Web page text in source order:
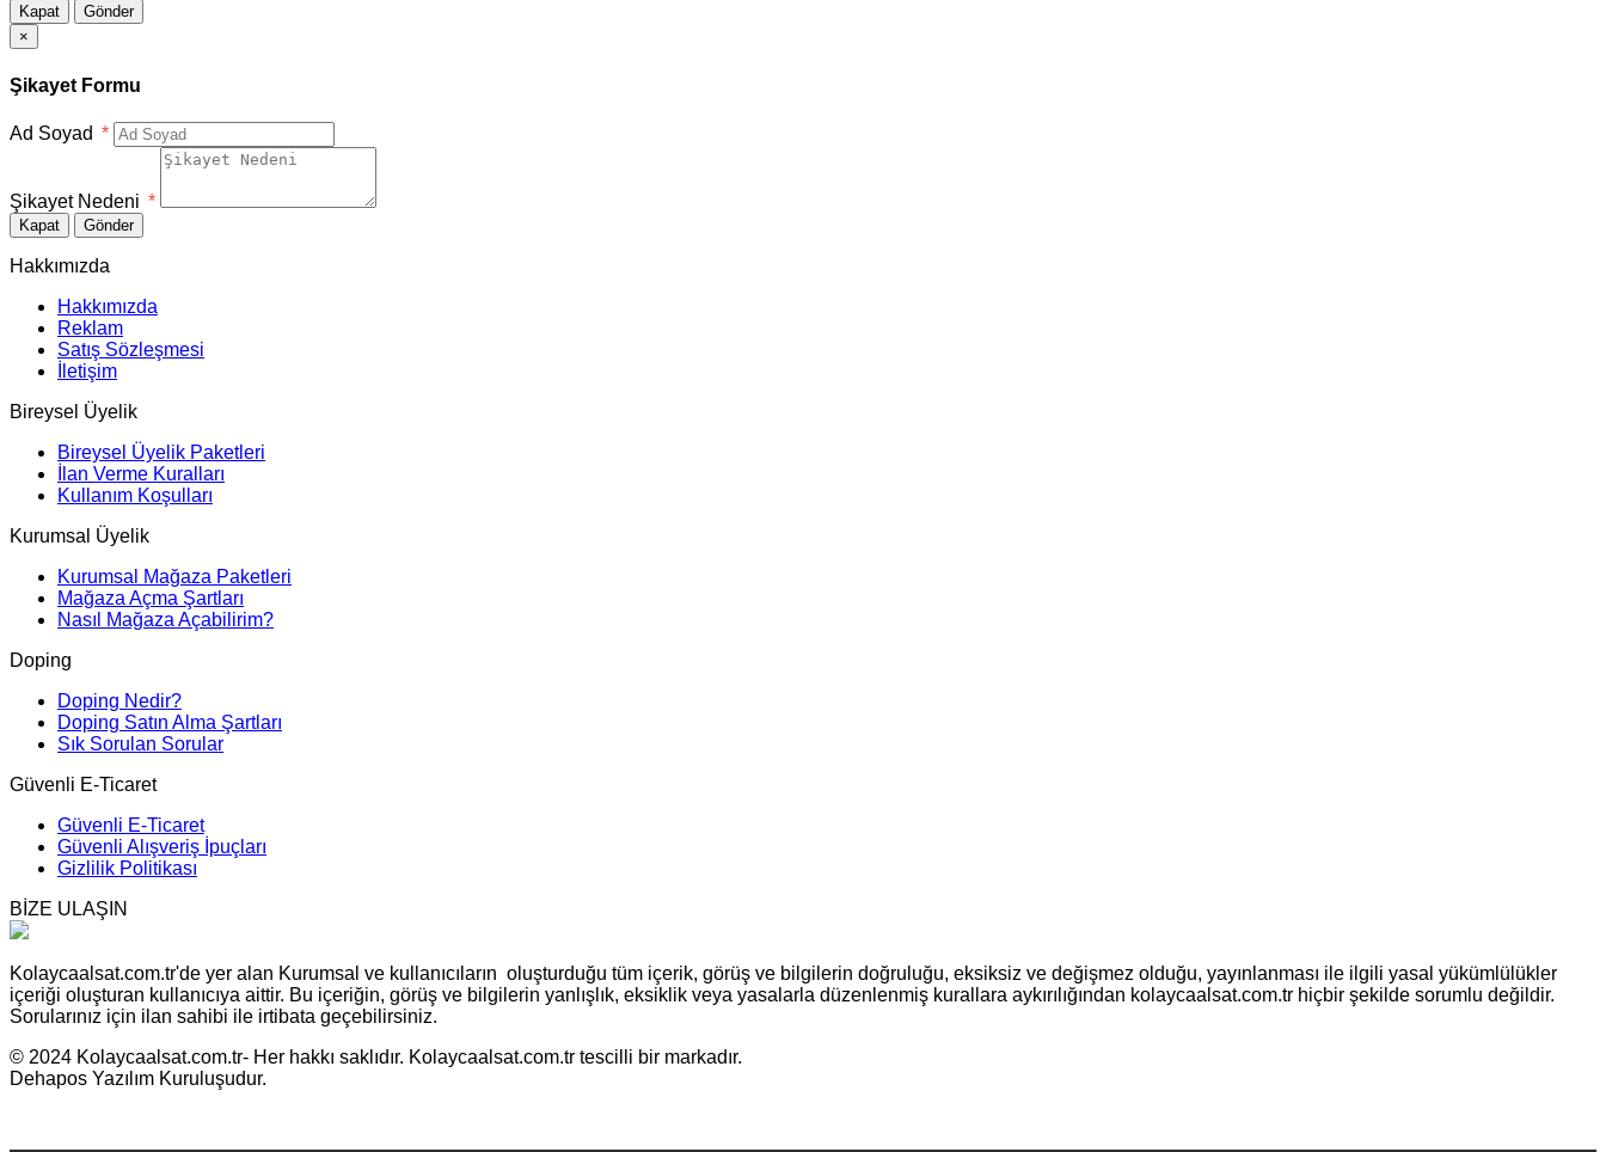
Kapat
Gönder
×
Şikayet Formu
Ad Soyad *
Şikayet Nedeni *
Kapat Gönder
Hakkımızda
Hakkımızda
Reklam
Satış Sözleşmesi
İletişim
Bireysel Üyelik
Bireysel Üyelik Paketleri
İlan Verme Kuralları
Kullanım Koşulları
Kurumsal Üyelik
Kurumsal Mağaza Paketleri
Mağaza Açma Şartları
Nasıl Mağaza Açabilirim?
Doping
Doping Nedir?
Doping Satın Alma Şartları
Sık Sorulan Sorular
Güvenli E-Ticaret
Güvenli E-Ticaret
Güvenli Alışveriş İpuçları
Gizlilik Politikası
BİZE ULAŞIN
Kolaycaalsat.com.tr'de yer alan Kurumsal ve kullanıcıların oluşturduğu tüm içerik, görüş ve bilgilerin doğruluğu, eksiksiz ve değişmez olduğu, yayınlanması ile ilgili yasal yükümlülükler
içeriği oluşturan kullanıcıya aittir. Bu içeriğin, görüş ve bilgilerin yanlışlık, eksiklik veya yasalarla düzenlenmiş kurallara aykırılığından kolaycaalsat.com.tr hiçbir şekilde sorumlu değildir.
Sorularınız için ilan sahibi ile irtibata geçebilirsiniz.
© 2024 Kolaycaalsat.com.tr- Her hakkı saklıdır. Kolaycaalsat.com.tr tescilli bir markadır.
Dehapos Yazılım Kuruluşudur.